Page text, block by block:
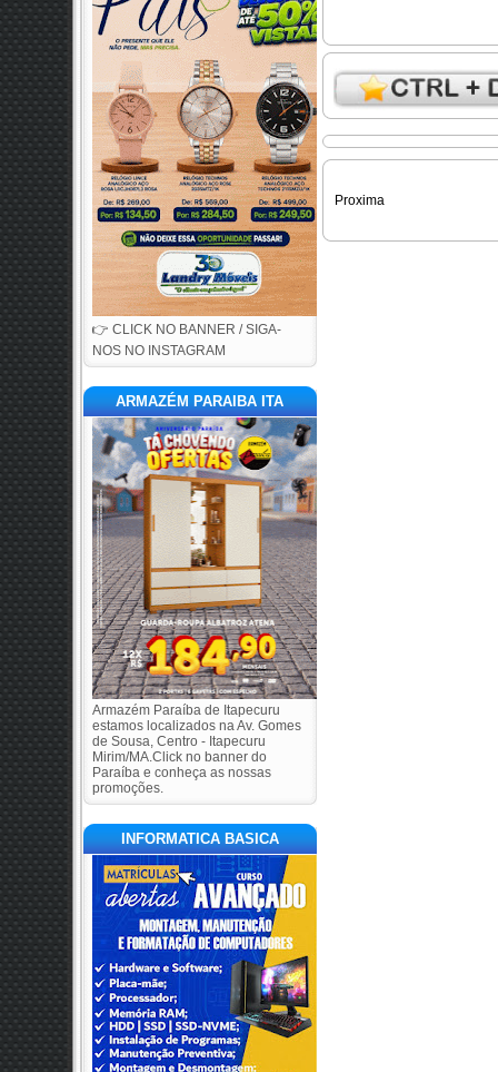
👉 CLICK NO BANNER / SIGA-
NOS NO INSTAGRAM
ARMAZÉM PARAIBA ITA
Armazém Paraíba de Itapecuru
estamos localizados na Av. Gomes
de Sousa, Centro - Itapecuru
Mirim/MA.Click no banner do
Paraíba e conheça as nossas
promoções.
INFORMATICA BASICA
Proxima